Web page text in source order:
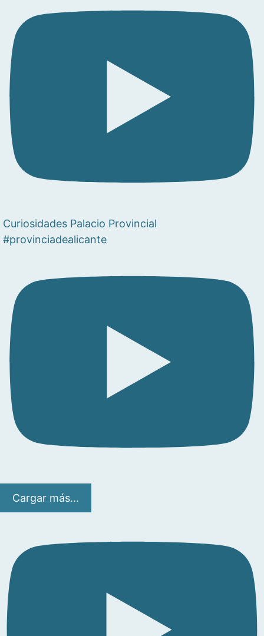
Curiosidades Palacio Provincial
#provinciadealicante
Cargar más...